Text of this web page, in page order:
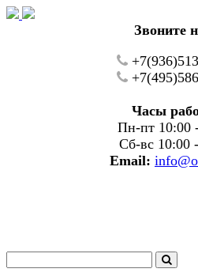
Звоните
Часы
Пн-пт 10:00
Сб-вс 10:00
Email: